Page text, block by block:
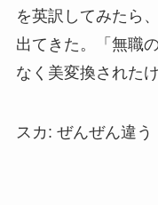
を英訳してみたら
出てきた。「無職
なく美変換された
スカ: ぜんぜん違う